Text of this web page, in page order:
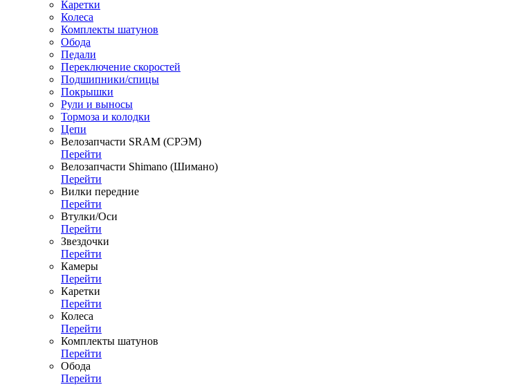
Каретки
Колеса
Комплекты шатунов
Обода
Педали
Переключение скоростей
Подшипники/спицы
Покрышки
Рули и выносы
Тормоза и колодки
Цепи
Велозапчасти SRAM (СРЭМ)
Перейти
Велозапчасти Shimano (Шимано)
Перейти
Вилки передние
Перейти
Втулки/Оси
Перейти
Звездочки
Перейти
Камеры
Перейти
Каретки
Перейти
Колеса
Перейти
Комплекты шатунов
Перейти
Обода
Перейти